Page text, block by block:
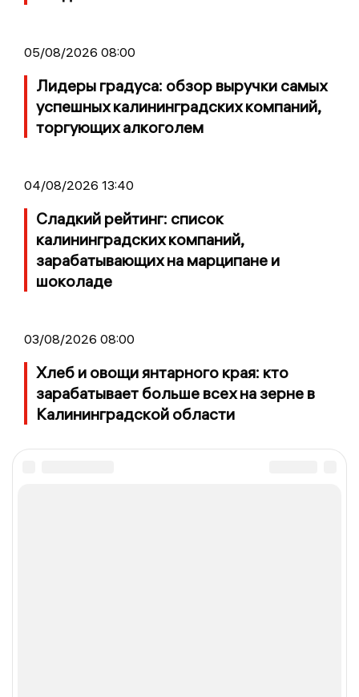
05/08/2026 08:00
Лидеры градуса: обзор выручки самых
успешных калининградских компаний,
торгующих алкоголем
04/08/2026 13:40
Сладкий рейтинг: список
калининградских компаний,
зарабатывающих на марципане и
шоколаде
03/08/2026 08:00
Хлеб и овощи янтарного края: кто
зарабатывает больше всех на зерне в
Калининградской области